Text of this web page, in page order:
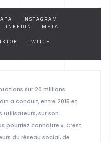
INSTAGRAM
LINKEDIN
META
TWITCH
sur 20 millions
a conduit, entre 2015 et
utilisateurs, sur son
pourriez connaître ». C’est
du réseau social, de